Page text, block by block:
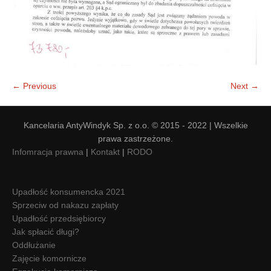
← Previous Next →
Kancelaria AntyWindyk Sp. z o.o. © 2015 - 2022 | Wszelkie
prawa zastrzeżone.
Infomracja prawna | Kontakt | RODO
Upadłość konsumencka 2021
Sprzeciw od nakazu zapłaty
Upadłość przedsiębiorcy
Jak spłacić długi?
Oddłużanie
Zajęcie komornicze